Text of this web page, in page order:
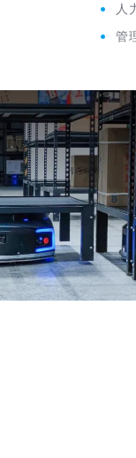
人
管